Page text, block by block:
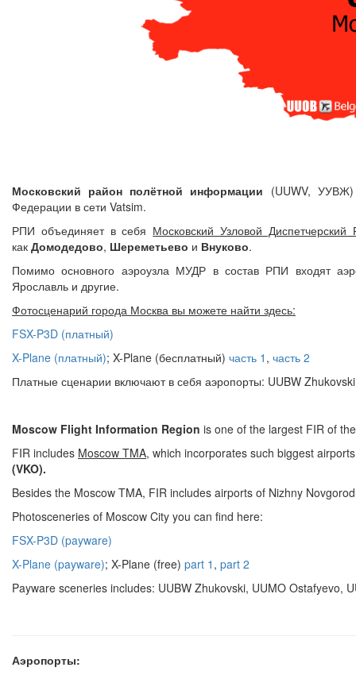
Московский район полётной информации (UUWV, УУВЖ)
Федерации в сети Vatsim.
РПИ объединяет в себя Московский Узловой Диспетчерский
как Домодедово, Шереметьево и Внуково.
Помимо основного аэроузла МУДР в состав РПИ входят
Ярославль и другие.
Фотосценарий города Москва вы можете найти здесь:
FSX-P3D (платный)
X-Plane (платный); X-Plane (бесплатный) часть 1 , часть 2
Платные сценарии включают в себя аэропорты: UUBW
Moscow Flight Information Region is one of the largest FIR of
FIR includes Moscow TMA, which incorporates such biggest
(VKO).
Besides the Moscow TMA, FIR includes airports of Nizhny
Photosceneries of Moscow City you can find here:
FSX-P3D (payware)
X-Plane (payware); X-Plane (free) part 1 , part 2
Payware sceneries includes: UUBW Zhukovski, UUMO Ostafyevo,
Аэропорты: